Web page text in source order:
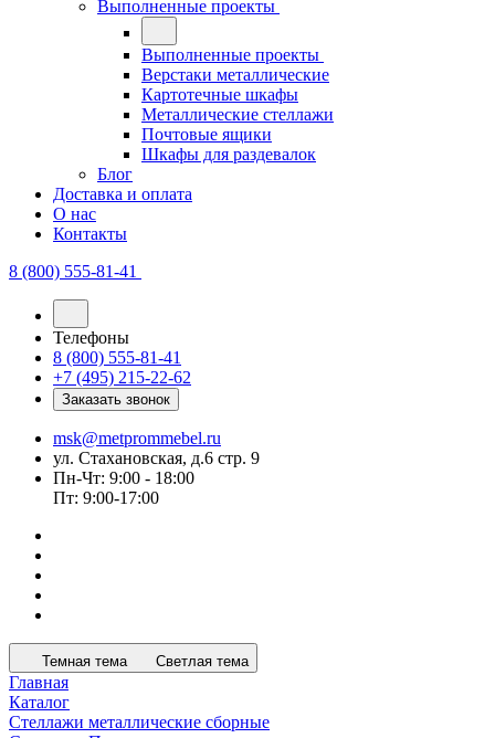
Выполненные проекты
Выполненные проекты
Верстаки металлические
Картотечные шкафы
Металлические стеллажи
Почтовые ящики
Шкафы для раздевалок
Блог
Доставка и оплата
О нас
Контакты
8 (800) 555-81-41
Телефоны
8 (800) 555-81-41
+7 (495) 215-22-62
Заказать звонок
msk@metprommebel.ru
ул. Стахановская, д.6 стр. 9
Пн-Чт: 9:00 - 18:00
Пт: 9:00-17:00
Темная тема Светлая тема
Главная
Каталог
Стеллажи металлические сборные